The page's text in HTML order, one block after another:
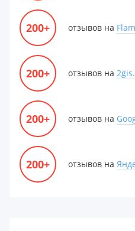
200+ отзывов на
200+ отзывов на
200+ отзывов на
200+ отзывов на